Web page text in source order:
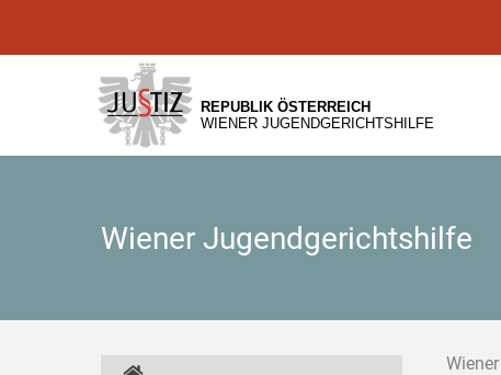
[1]
[2]
[3]
REPUBLIK ÖSTERREICH
WIENER JUGENDGERICHTSHILFE
Wiener Jugendgerichtshilfe